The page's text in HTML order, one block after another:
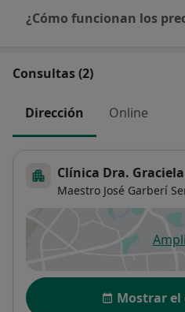
¿Cómo funcionan los
Consultas (2)
Dirección Online
Clínica Dra.
Maestro José Garberí
Disponibilidad
Mostrar el